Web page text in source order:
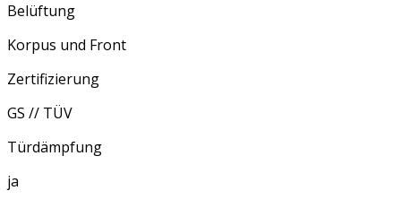
Belüftung
Korpus und Front
Zertifizierung
GS // TÜV
Türdämpfung
ja